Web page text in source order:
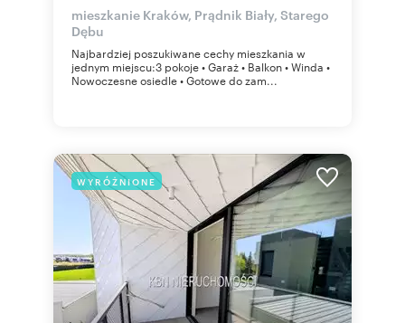
mieszkanie Kraków, Prądnik Biały, Starego
Dębu
Najbardziej poszukiwane cechy mieszkania w
jednym miejscu:3 pokoje • Garaż • Balkon • Winda •
Nowoczesne osiedle • Gotowe do zam...
WYRÓŻNIONE